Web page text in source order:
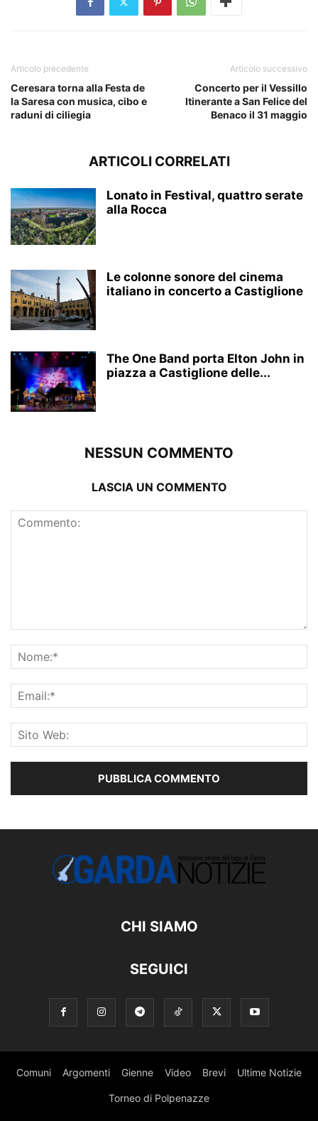
Articolo precedente
Ceresara torna alla Festa de
la Saresa con musica, cibo e
raduni di ciliegia
Articolo successivo
Concerto per il Vessillo
Itinerante a San Felice del
Benaco il 31 maggio
ARTICOLI CORRELATI
Lonato in Festival, quattro serate
alla Rocca
Le colonne sonore del cinema
italiano in concerto a Castiglione
The One Band porta Elton John in
piazza a Castiglione delle...
NESSUN COMMENTO
LASCIA UN COMMENTO
CHI SIAMO
SEGUICI
Comuni Argomenti Gienne Video Brevi Ultime Notizie
Torneo di Polpenazze